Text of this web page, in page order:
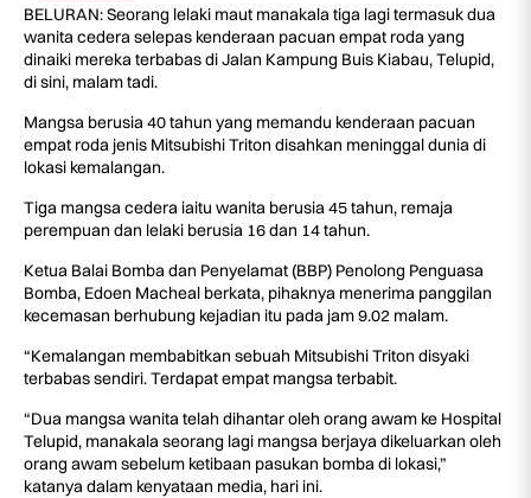
BELURAN: Seorang lelaki maut manakala tiga lagi termasuk dua
wanita cedera selepas kenderaan pacuan empat roda yang
dinaiki mereka terbabas di Jalan Kampung Buis Kiabau, Telupid,
di sini, malam tadi.
Mangsa berusia 40 tahun yang memandu kenderaan pacuan
empat roda jenis Mitsubishi Triton disahkan meninggal dunia di
lokasi kemalangan.
Tiga mangsa cedera iaitu wanita berusia 45 tahun, remaja
perempuan dan lelaki berusia 16 dan 14 tahun.
Ketua Balai Bomba dan Penyelamat (BBP) Penolong Penguasa
Bomba, Edoen Macheal berkata, pihaknya menerima panggilan
kecemasan berhubung kejadian itu pada jam 9.02 malam.
“Kemalangan membabitkan sebuah Mitsubishi Triton disyaki
terbabas sendiri. Terdapat empat mangsa terbabit.
“Dua mangsa wanita telah dihantar oleh orang awam ke Hospital
Telupid, manakala seorang lagi mangsa berjaya dikeluarkan oleh
orang awam sebelum ketibaan pasukan bomba di lokasi,”
katanya dalam kenyataan media, hari ini.